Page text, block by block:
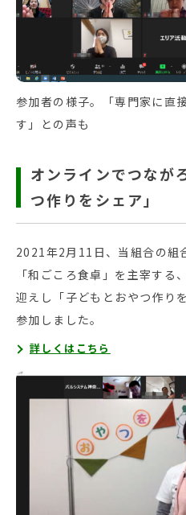
参加者の様子。「専門家に直
す」との声も
オンラインでつなが
つ作りをシェア」
2021年2月11日、当組合の組
「和ごころ食卓」を主宰する
迎えし「子どもとおやつ作り
参加しました。
詳しくはこちら